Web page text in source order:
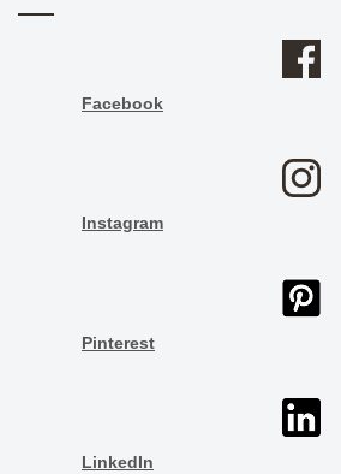
Facebook
Instagram
Pinterest
LinkedIn